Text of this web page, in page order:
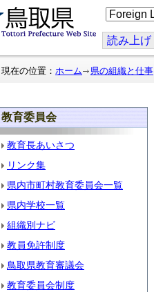
こ
の
ジ
を
翻
読み上げ
現在の位置： ホーム 県の組織と仕事
教育委員会
教育長あいさつ
リンク集
県内市町村教育委員会一覧
県内学校一覧
組織別ナビ
教員免許制度
鳥取県教育審議会
教育委員会制度